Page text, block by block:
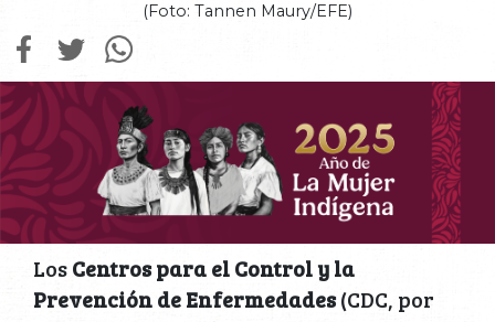
(Foto: Tannen Maury/EFE)
LosCentros para el Control y la
Prevención de Enfermedades(CDC, por